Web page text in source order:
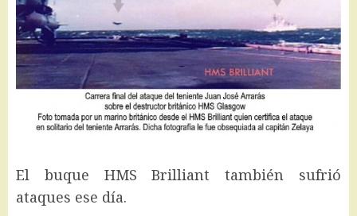
El buque HMS Brilliant también sufrió
ataques ese día.